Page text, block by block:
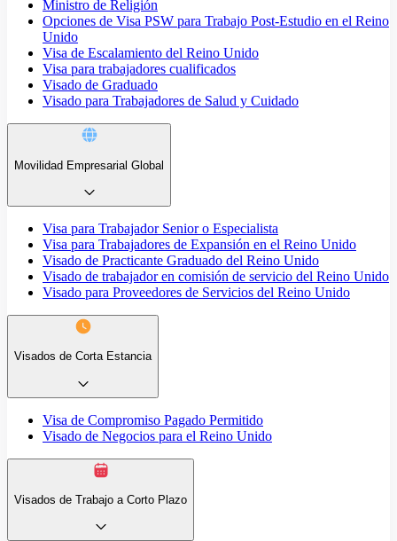
Ministro de Religión
Opciones de Visa PSW para Trabajo Post-Estudio en el Reino
Unido
Visa de Escalamiento del Reino Unido
Visa para trabajadores cualificados
Visado de Graduado
Visado para Trabajadores de Salud y Cuidado
Movilidad Empresarial Global
Visa para Trabajador Senior o Especialista
Visa para Trabajadores de Expansión en el Reino Unido
Visado de Practicante Graduado del Reino Unido
Visado de trabajador en comisión de servicio del Reino Unido
Visado para Proveedores de Servicios del Reino Unido
Visados de Corta Estancia
Visa de Compromiso Pagado Permitido
Visado de Negocios para el Reino Unido
Visados de Trabajo a Corto Plazo